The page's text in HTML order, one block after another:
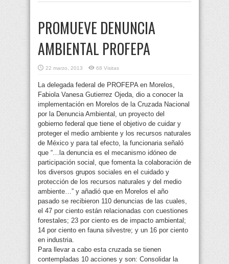
PROMUEVE DENUNCIA
AMBIENTAL PROFEPA
22 marzo, 2013 68 Visitas
La delegada federal de PROFEPA en Morelos,
Fabiola Vanesa Gutierrez Ojeda, dio a conocer la
implementación en Morelos de la Cruzada Nacional
por la Denuncia Ambiental, un proyecto del
gobierno federal que tiene el objetivo de cuidar y
proteger el medio ambiente y los recursos naturales
de México y para tal efecto, la funcionaria señaló
que “…la denuncia es el mecanismo idóneo de
participación social, que fomenta la colaboración de
los diversos grupos sociales en el cuidado y
protección de los recursos naturales y del medio
ambiente…” y añadió que en Morelos el año
pasado se recibieron 110 denuncias de las cuales,
el 47 por ciento están relacionadas con cuestiones
forestales; 23 por ciento es de impacto ambiental;
14 por ciento en fauna silvestre; y un 16 por ciento
en industria.
Para llevar a cabo esta cruzada se tienen
contempladas 10 acciones y son: Consolidar la